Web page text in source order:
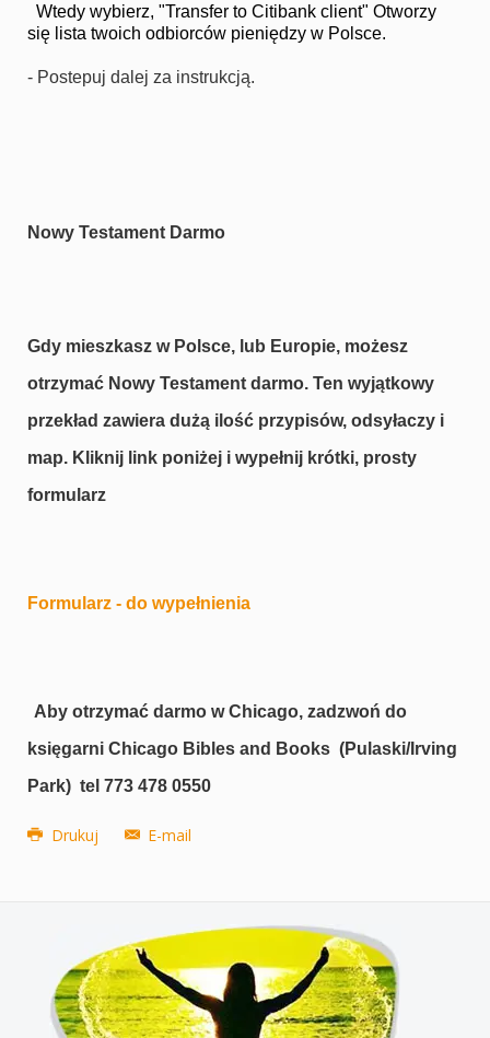
Wtedy wybierz, "Transfer to Citibank client" Otworzy
się lista twoich odbiorców pieniędzy w Polsce.
- Postepuj dalej za instrukcją.
Nowy Testament Darmo
Gdy mieszkasz w Polsce, lub Europie, możesz
otrzymać Nowy Testament darmo. Ten wyjątkowy
przekład zawiera dużą ilość przypisów, odsyłaczy i
map. Kliknij link poniżej i wypełnij krótki, prosty
formularz
Formularz - do wypełnienia
Aby otrzymać darmo w Chicago, zadzwoń do
księgarni Chicago Bibles and Books (Pulaski/Irving
Park) tel 773 478 0550
Drukuj E-mail